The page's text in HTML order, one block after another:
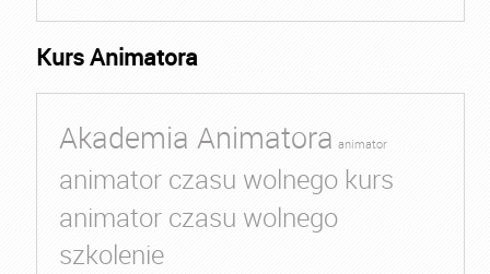
Kurs Animatora
Akademia Animatora animator
animator czasu wolnego kurs
animator czasu wolnego
szkolenie